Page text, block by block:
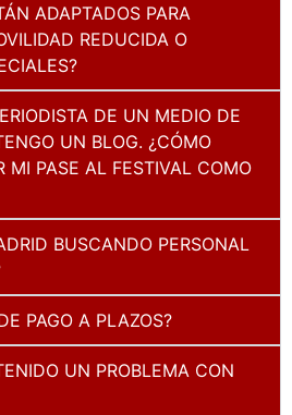
ADAPTADOS PARA
REDUCIDA O
DE UN MEDIO DE
UN BLOG. ¿CÓMO
MI PASE AL FESTIVAL COMO
BUSCANDO PERSONAL
PAGO A PLAZOS?
UN PROBLEMA CON